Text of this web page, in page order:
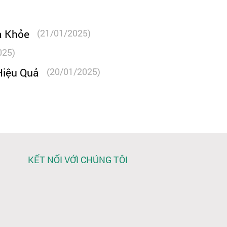
Khỏe
(21/01/2025)
Quả (20/01/2025)
KẾT NỐI VỚI CHÚNG TÔI